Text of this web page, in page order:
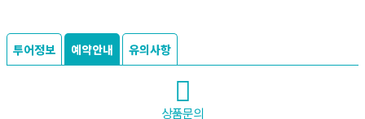
투어정보 예약안내 유의사항
상품문의